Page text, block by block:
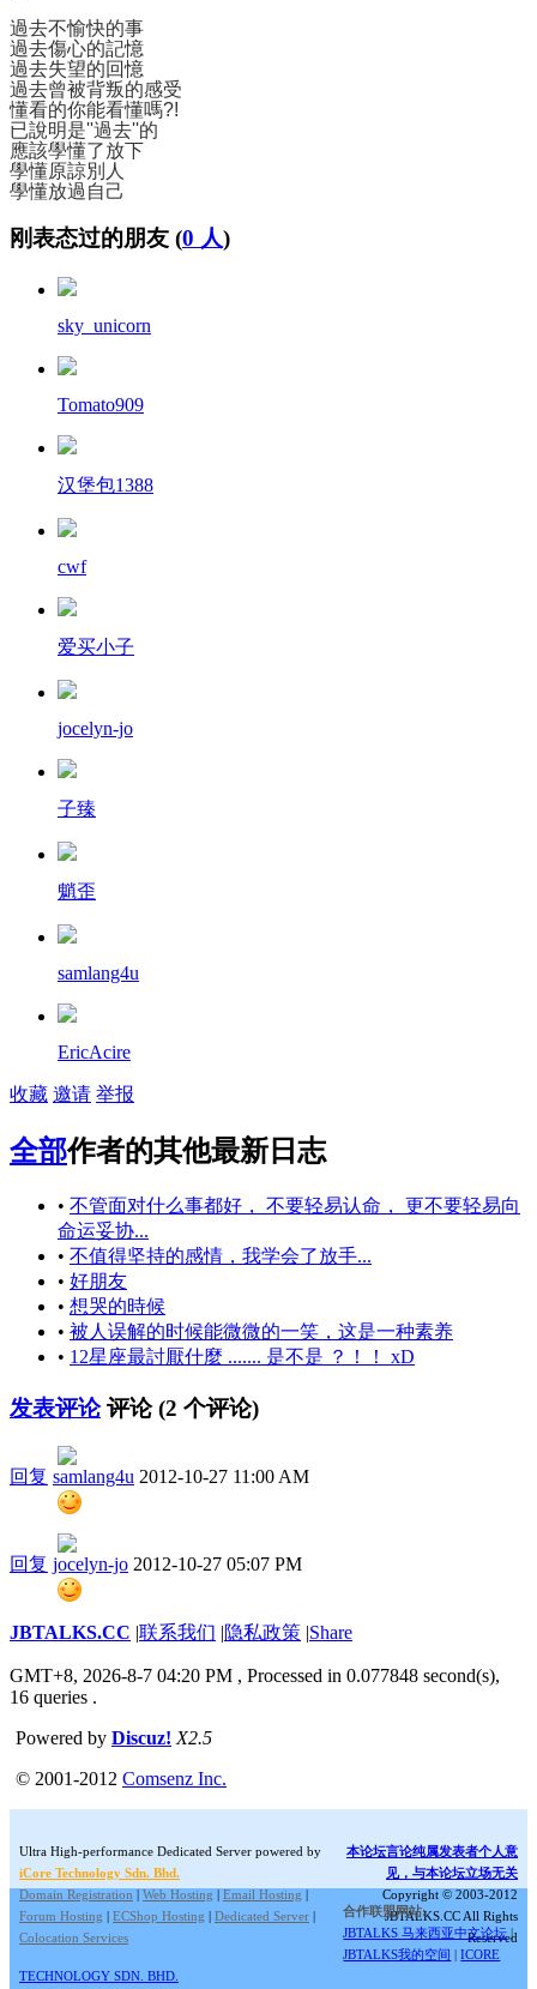
過去不愉快的事
過去傷心的記憶
過去失望的回憶
過去曾被背叛的感受
懂看的你能看懂嗎?!
已說明是''過去''的
應該學懂了放下
學懂原諒別人
學懂放過自己
刚表态过的朋友 (0 人)
sky_unicorn
Tomato909
汉堡包1388
cwf
爱买小子
jocelyn-jo
子臻
魈歪
samlang4u
EricAcire
收藏 邀请 举报
全部作者的其他最新日志
• 不管面对什么事都好， 不要轻易认命， 更不要轻易向
命运妥协...
• 不值得坚持的感情，我学会了放手...
• 好朋友
• 想哭的時候
• 被人误解的时候能微微的一笑，这是一种素养
• 12星座最討厭什麼 ....... 是不是 ？！！ xD
发表评论评论 (2 个评论)
回复 samlang4u 2012-10-27 11:00 AM
回复 jocelyn-jo 2012-10-27 05:07 PM
JBTALKS.CC |联系我们 |隐私政策 |Share
GMT+8, 2026-8-7 04:20 PM , Processed in 0.077848 second(s),
16 queries .
Powered by Discuz! X2.5
© 2001-2012 Comsenz Inc.
Ultra High-performance Dedicated Server powered by
iCore Technology Sdn. Bhd.
Domain Registration
Web Hosting Email Hosting
Forum Hosting
ECShop Hosting Dedicated Server
Colocation Services
本论坛言论纯属发表者个人意
见，与本论坛立场无关
Copyright © 2003-2012
JBTALKS.CC All Rights
Reserved
合作联盟网站:
JBTALKS 马来西亚中文论坛
JBTALKS我的空间
|ICORE
TECHNOLOGY SDN. BHD.